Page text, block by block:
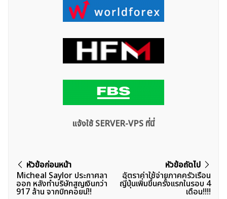
แจ้งใช้ SERVER-VPS ที่นี่
แนะแนว
เรื่อง
หัวข้อก่อนหน้า
Micheal Saylor ประกาศลา
ออก หลังทำบริษัทสูญเงินกว่า
917 ล้าน จากบิทคอยน์!!
หัวข้อถัดไป
อัตราค่าใช้จ่ายภาคครัวเรือน
ญี่ปุ่นเพิ่มขึ้นครั้งเเรกในรอบ 4
เดือน!!!!